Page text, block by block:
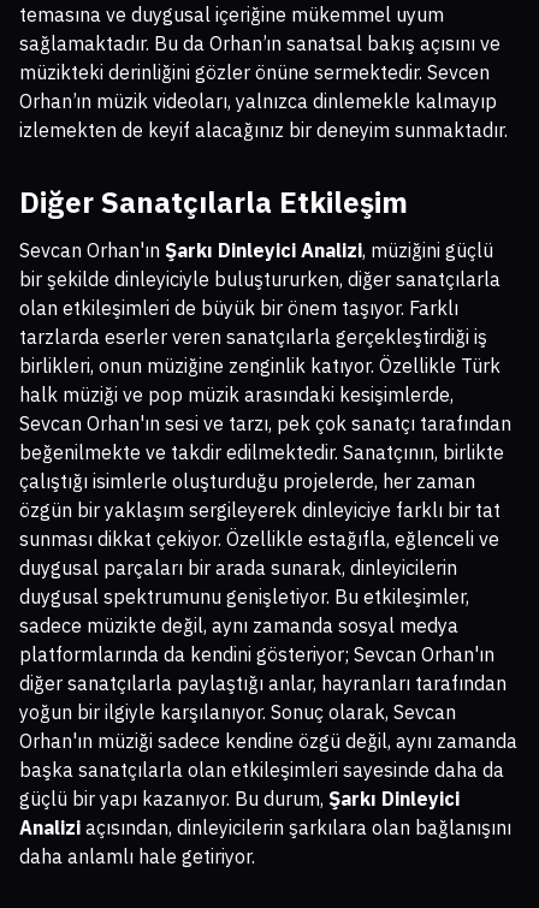
temasına ve duygusal içeriğine mükemmel uyum
sağlamaktadır. Bu da Orhan’ın sanatsal bakış açısını ve
müzikteki derinliğini gözler önüne sermektedir. Sevcen
Orhan’ın müzik videoları, yalnızca dinlemekle kalmayıp
izlemekten de keyif alacağınız bir deneyim sunmaktadır.
Diğer Sanatçılarla Etkileşim
Sevcan Orhan'ın Şarkı Dinleyici Analizi, müziğini güçlü
bir şekilde dinleyiciyle buluştururken, diğer sanatçılarla
olan etkileşimleri de büyük bir önem taşıyor. Farklı
tarzlarda eserler veren sanatçılarla gerçekleştirdiği iş
birlikleri, onun müziğine zenginlik katıyor. Özellikle Türk
halk müziği ve pop müzik arasındaki kesişimlerde,
Sevcan Orhan'ın sesi ve tarzı, pek çok sanatçı tarafından
beğenilmekte ve takdir edilmektedir. Sanatçının, birlikte
çalıştığı isimlerle oluşturduğu projelerde, her zaman
özgün bir yaklaşım sergileyerek dinleyiciye farklı bir tat
sunması dikkat çekiyor. Özellikle estağıfla, eğlenceli ve
duygusal parçaları bir arada sunarak, dinleyicilerin
duygusal spektrumunu genişletiyor. Bu etkileşimler,
sadece müzikte değil, aynı zamanda sosyal medya
platformlarında da kendini gösteriyor; Sevcan Orhan'ın
diğer sanatçılarla paylaştığı anlar, hayranları tarafından
yoğun bir ilgiyle karşılanıyor. Sonuç olarak, Sevcan
Orhan'ın müziği sadece kendine özgü değil, aynı zamanda
başka sanatçılarla olan etkileşimleri sayesinde daha da
güçlü bir yapı kazanıyor. Bu durum, Şarkı Dinleyici
Analizi açısından, dinleyicilerin şarkılara olan bağlanışını
daha anlamlı hale getiriyor.